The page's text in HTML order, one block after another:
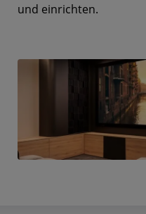
und einrichten.